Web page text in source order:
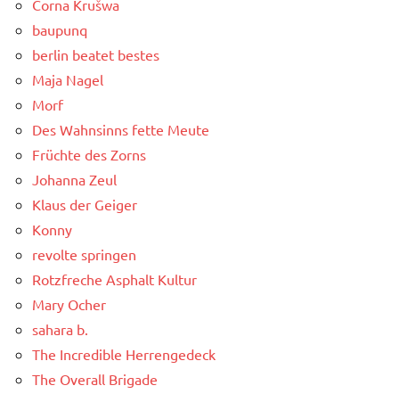
Čorna Krušwa
baupunq
berlin beatet bestes
Maja Nagel
Morf
Des Wahnsinns fette Meute
Früchte des Zorns
Johanna Zeul
Klaus der Geiger
Konny
revolte springen
Rotzfreche Asphalt Kultur
Mary Ocher
sahara b.
The Incredible Herrengedeck
The Overall Brigade